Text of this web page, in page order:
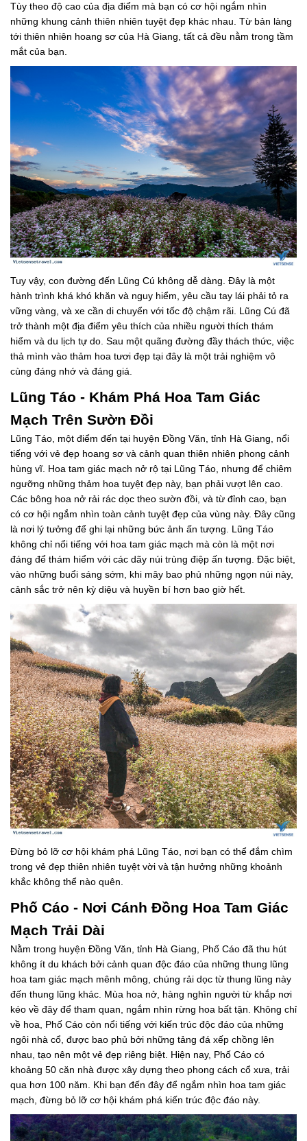
Tùy theo độ cao của địa điểm mà bạn có cơ hội ngắm nhìn
những khung cảnh thiên nhiên tuyệt đẹp khác nhau. Từ bản làng
tới thiên nhiên hoang sơ của Hà Giang, tất cả đều nằm trong tầm
mắt của bạn.
Tuy vậy, con đường đến Lũng Cú không dễ dàng. Đây là một
hành trình khá khó khăn và nguy hiểm, yêu cầu tay lái phải tỏ ra
vững vàng, và xe cần di chuyển với tốc độ chậm rãi. Lũng Cú đã
trở thành một địa điểm yêu thích của nhiều người thích thám
hiểm và du lịch tự do. Sau một quãng đường đầy thách thức, việc
thả mình vào thảm hoa tươi đẹp tại đây là một trải nghiệm vô
cùng đáng nhớ và đáng giá.
Lũng Táo - Khám Phá Hoa Tam Giác
Mạch Trên Sườn Đồi
Lũng Táo, một điểm đến tại huyện Đồng Văn, tỉnh Hà Giang, nổi
tiếng với vẻ đẹp hoang sơ và cảnh quan thiên nhiên phong cảnh
hùng vĩ. Hoa tam giác mạch nở rộ tại Lũng Táo, nhưng để chiêm
ngưỡng những thảm hoa tuyệt đẹp này, bạn phải vượt lên cao.
Các bông hoa nở rải rác dọc theo sườn đồi, và từ đỉnh cao, bạn
có cơ hội ngắm nhìn toàn cảnh tuyệt đẹp của vùng này. Đây cũng
là nơi lý tưởng để ghi lại những bức ảnh ấn tượng. Lũng Táo
không chỉ nổi tiếng với hoa tam giác mạch mà còn là một nơi
đáng để thám hiểm với các dãy núi trùng điệp ấn tượng. Đặc biệt,
vào những buổi sáng sớm, khi mây bao phủ những ngọn núi này,
cảnh sắc trở nên kỳ diệu và huyền bí hơn bao giờ hết.
Đừng bỏ lỡ cơ hội khám phá Lũng Táo, nơi bạn có thể đắm chìm
trong vẻ đẹp thiên nhiên tuyệt vời và tận hưởng những khoảnh
khắc không thể nào quên.
Phố Cáo - Nơi Cánh Đồng Hoa Tam Giác
Mạch Trải Dài
Nằm trong huyện Đồng Văn, tỉnh Hà Giang, Phố Cáo đã thu hút
không ít du khách bởi cảnh quan độc đáo của những thung lũng
hoa tam giác mạch mênh mông, chúng rải dọc từ thung lũng này
đến thung lũng khác. Mùa hoa nở, hàng nghìn người từ khắp nơi
kéo về đây để tham quan, ngắm nhìn rừng hoa bất tận. Không chỉ
về hoa, Phố Cáo còn nổi tiếng với kiến trúc độc đáo của những
ngôi nhà cổ, được bao phủ bởi những tảng đá xếp chồng lên
nhau, tạo nên một vẻ đẹp riêng biệt. Hiện nay, Phố Cáo có
khoảng 50 căn nhà được xây dựng theo phong cách cổ xưa, trải
qua hơn 100 năm. Khi bạn đến đây để ngắm nhìn hoa tam giác
mạch, đừng bỏ lỡ cơ hội khám phá kiến trúc độc đáo này.